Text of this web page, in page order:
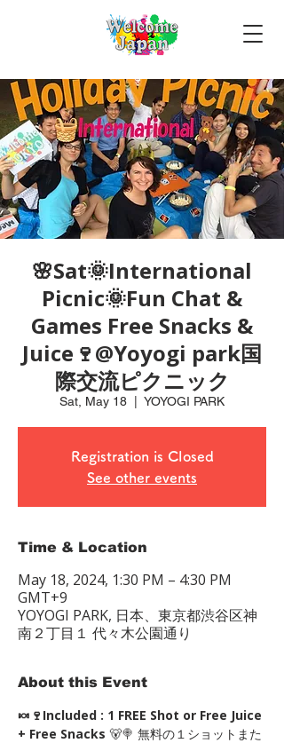
🌸Sat🌞International
Picnic🌞Fun Chat &
Games Free Snacks &
Juice🍷@Yoyogi park国
際交流ピクニック
Sat, May 18 YOYOGI PARK
Registration is Closed
See other events
Time & Location
May 18, 2024, 1:30 PM – 4:30 PM
GMT+9
YOYOGI PARK, 日本、東京都渋谷区神
南２丁目１ 代々木公園通り
About this Event
🍬🍷Included : 1 FREE Shot or Free Juice
+ Free Snacks 🐻🍭 無料の１ショットまた